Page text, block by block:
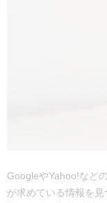
GoogleやYahoo!など
が求めている情報を